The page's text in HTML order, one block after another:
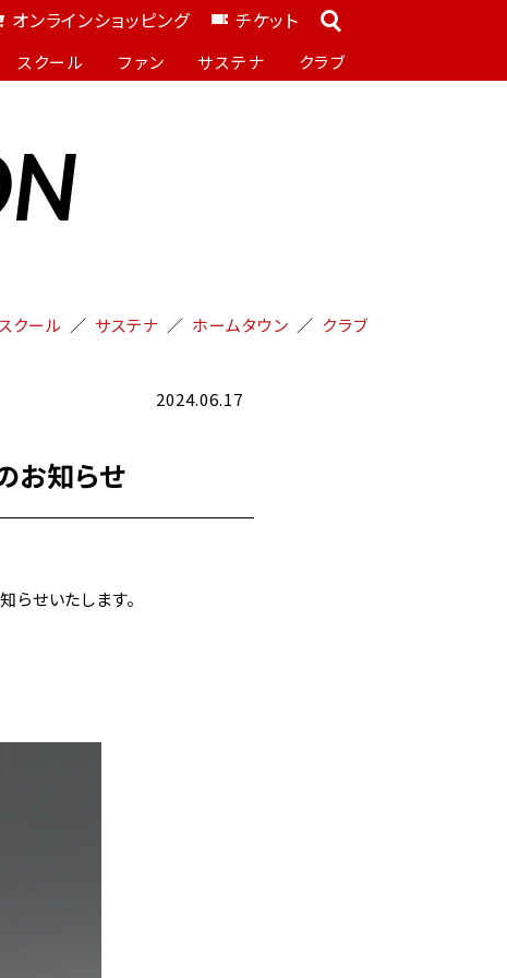
オンラインショッピング チケット
スクール ファン サステナ クラブ
スクール サステナ ホームタウン クラブ
2024.06.17
お知らせ
せいたします。